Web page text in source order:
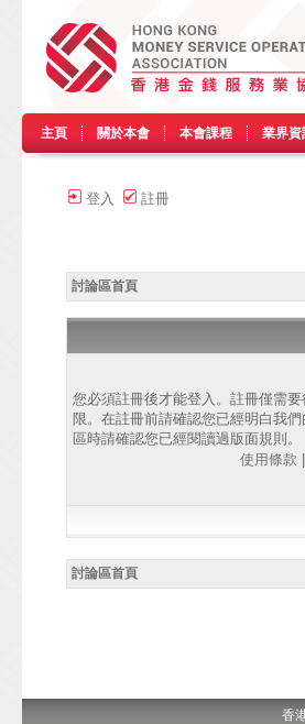
主頁 關於本會 本會課程 業界資
登入 註冊
討論區首頁
您必須註冊後才能登入。註冊僅需
限。在註冊前請確認您已經明白我
區時請確認您已經閱讀過版面規則。
使用條款
討論區首頁
香